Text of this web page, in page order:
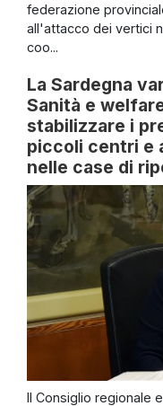
federazione
all'attacco dei vertici
coo...
La Sardegna
Sanità e
stabilizzare i
piccoli centri e
nelle case di
Il Consiglio regionale